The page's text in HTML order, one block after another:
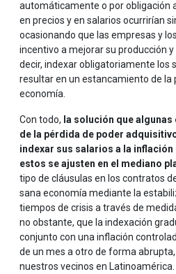
automáticamente o por obligación
en precios y en salarios ocurrirían
ocasionando que las empresas y
incentivo a mejorar su producción
decir, indexar obligatoriamente los
resultar en un estancamiento de la
economía.
Con todo, la solución que
de la pérdida de poder
indexar sus salarios a la
estos se ajusten en el mediano
tipo de cláusulas en los contratos
sana economía mediante la
tiempos de crisis a través de
no obstante, que la indexación
conjunto con una inflación
de un mes a otro de forma
nuestros vecinos en